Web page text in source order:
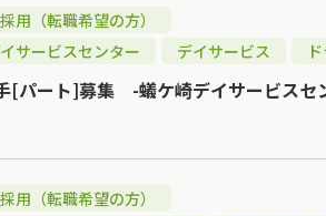
[パート]募集 -蟻ケ崎デイサービスセ
用（転職希望の方）
サービスセンター デイサービス
用（転職希望の方）